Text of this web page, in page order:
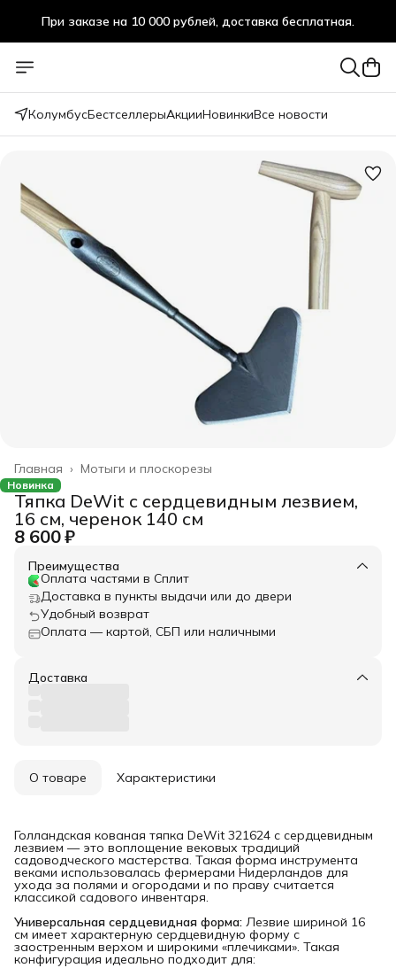
При заказе на 10 000 рублей, доставка бесплатная.
При заказе на 10 000 рублей, доставка бесплатная.
КолумбусБестселлерыАкцииНовинкиВсе новости
Мотыги и плоскорезы
Главная ›
Новинка
Тяпка DeWit с сердцевидным лезвием,
16 см, черенок 140 см
8 600 ₽
Преимущества
Оплата частями в Сплит
Доставка в пункты выдачи или до двери
Удобный возврат
Оплата — картой, СБП или наличными
Доставка
О товаре Характеристики
Голландская кованая тяпка DeWit 321624 с сердцевидным
лезвием — это воплощение вековых традиций
садоводческого мастерства. Такая форма инструмента
веками использовалась фермерами Нидерландов для
ухода за полями и огородами и по праву считается
классикой садового инвентаря.
Универсальная сердцевидная форма: Лезвие шириной 16
см имеет характерную сердцевидную форму с
заостренным верхом и широкими «плечиками». Такая
конфигурация идеально подходит для: